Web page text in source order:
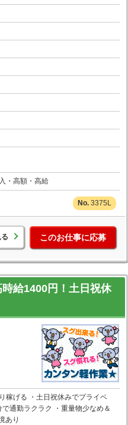
・高額・高給
3375L
このお仕事に応募
給1400円！土日祝休
稼げる ・土日祝休みでプライベ
通勤ラクラク ・重量物少なめ＆
あり